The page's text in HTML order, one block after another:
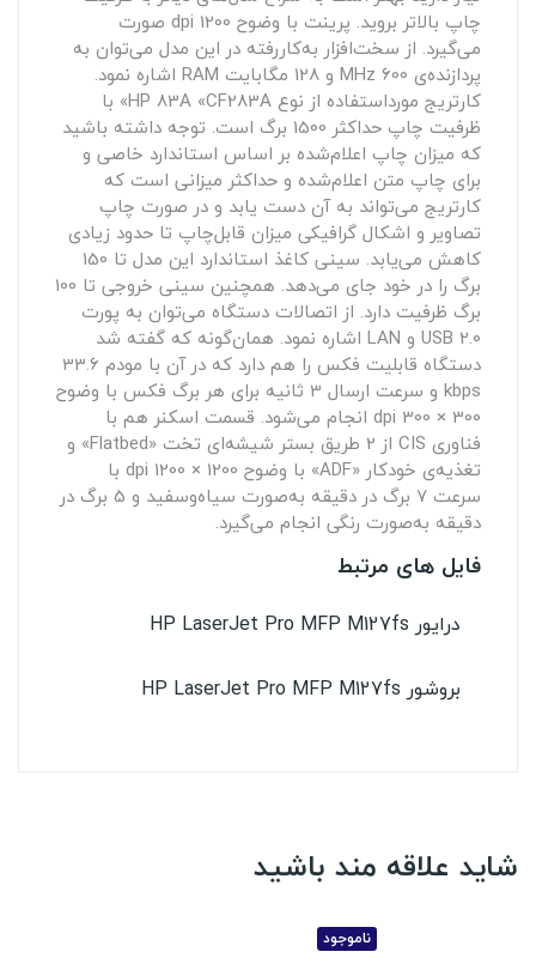
چاپ بالاتر بروید. پرینت با وضوح 1200 dpi صورت
می‌گیرد. از سخت‌افزار به‌کاررفته در این مدل می‌توان به
پردازنده‌ی 600 MHz و 128 مگابایت RAM اشاره نمود.
کارتریج مورداستفاده از نوع HP 83A «CF283A» با
ظرفیت چاپ حداکثر 1500 برگ است. توجه داشته باشید
که میزان چاپ اعلام‌شده بر اساس استاندارد خاصی و
برای چاپ متن اعلام‌شده و حداکثر میزانی است که
کارتریج می‌تواند به آن دست یابد و در صورت چاپ
تصاویر و اشکال گرافیکی میزان قابل‌چاپ تا حدود زیادی
کاهش می‌یابد. سینی کاغذ استاندارد این مدل تا 150
برگ را در خود جای می‌دهد. همچنین سینی خروجی تا 100
برگ ظرفیت دارد. از اتصالات دستگاه می‌توان به پورت
USB 2.0 و LAN اشاره نمود. همان‌گونه که گفته شد
دستگاه قابلیت فکس را هم دارد که در آن با مودم 33.6
kbps و سرعت ارسال 3 ثانیه برای هر برگ فکس با وضوح
300 × 300 dpi انجام می‌شود. قسمت اسکنر هم با
فناوری CIS از 2 طریق بستر شیشه‌ای تخت «Flatbed» و
تغذیه‌ی خودکار «ADF» با وضوح 1200 × 1200 dpi با
سرعت 7 برگ در دقیقه به‌صورت سیاه‌وسفید و 5 برگ در
دقیقه به‌صورت رنگی انجام می‌گیرد.
فایل های مرتبط
درایور HP LaserJet Pro MFP M127fs
بروشور HP LaserJet Pro MFP M127fs
شاید علاقه مند باشید
ناموجود